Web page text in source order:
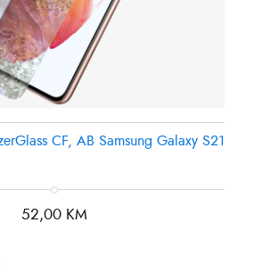
CF, AB Samsung Galaxy S21
52,00 KM